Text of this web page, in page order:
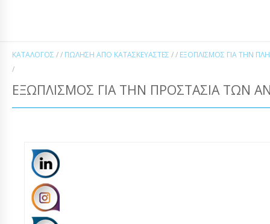
ΚΑΤΆΛΟΓΟΣ / / ΠΏΛΗΣΗ ΑΠΌ ΚΑΤΑΣΚΕΥΑΣΤΈΣ / / ΕΞΟΠΛΙΣΜΌΣ ΓΙΑ ΤΗΝ
/
ΕΞΩΠΛΙΣΜΌΣ ΓΙΑ ΤΗΝ ΠΡΟΣΤΑΣΊΑ ΤΩΝ